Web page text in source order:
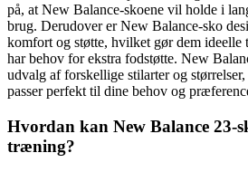
på, at New Balance-skoene vil holde i
brug. Derudover er New Balance-sko
komfort og støtte, hvilket gør dem
har behov for ekstra fodstøtte. New
udvalg af forskellige stilarter og
passer perfekt til dine behov og
Hvordan kan New Balance 23-
træning?